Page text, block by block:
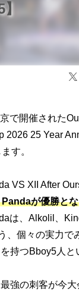
】
で開催された
2026 25 Year
す。
VS XII After
が優勝と
は、Alkolil、
、個々の実力で
持つBboy5人
強の刺客が今